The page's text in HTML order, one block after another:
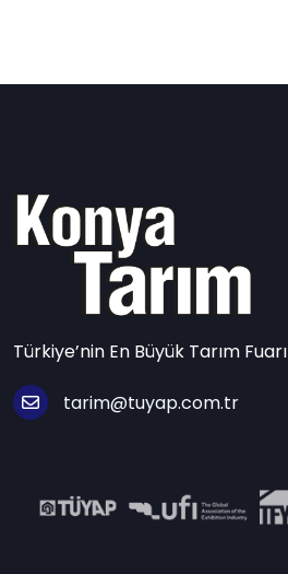
Türkiye’nin En Büyük Tarım Fuarı
tarim@tuyap.com.tr